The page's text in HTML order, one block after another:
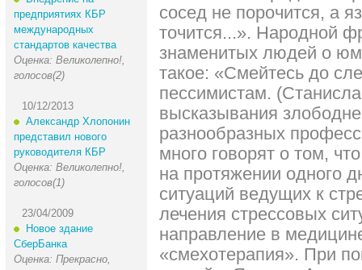
предприятиях КБР
международных
стандартов качества
Оценка: Великолепно!,
голосов(2)
10/12/2013
Александр Хлопонин
представил нового
руководителя КБР
Оценка: Великолепно!,
голосов(1)
23/04/2009
Новое здание
СберБанка
Оценка: Прекрасно,
сосед не порочится, а
точится...». Народной
знаменитых людей о
такое: «Смейтесь до
пессимистам.
высказывания
разнообразных
много говорят о том,
на протяжении одного
ситуаций ведущих к
лечения стрессовых
направление в
«смехотерапия». При